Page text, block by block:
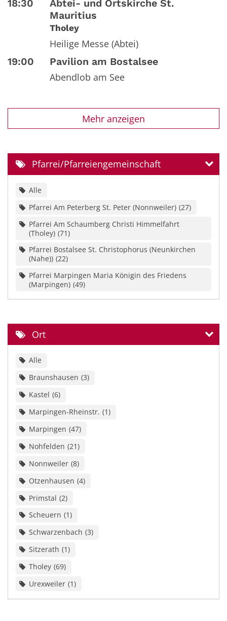
18:30
Abtei- und Ortskirche St.
Mauritius
Tholey
Heilige Messe (Abtei)
19:00 Pavilion am Bostalsee
Abendlob am See
Mehr anzeigen
Pfarrei/Pfarreiengemeinschaft
Alle
Pfarrei Am Peterberg St. Peter (Nonnweiler) 27
Pfarrei Am Schaumberg Christi Himmelfahrt
(Tholey) 71
Pfarrei Bostalsee St. Christophorus (Neunkirchen
(Nahe)) 22
Pfarrei Marpingen Maria Königin des Friedens
(Marpingen) 49
Ort
Alle
Braunshausen 3
Kastel 6
Marpingen-Rheinstr. 1
Marpingen 47
Nohfelden 21
Nonnweiler 8
Otzenhausen 4
Primstal 2
Scheuern 1
Schwarzenbach 3
Sitzerath 1
Tholey 69
Urexweiler 1